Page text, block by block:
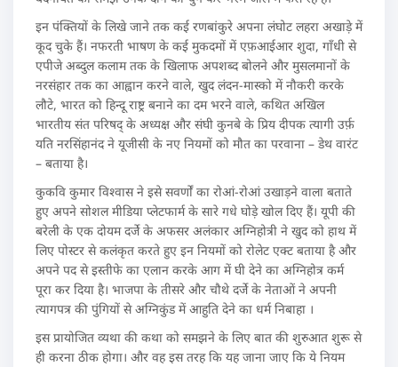
इन पंक्तियों के लिखे जाने तक कई रणबांकुरे अपना लंघोट लहरा अखाड़े में
कूद चुके हैं। नफरती भाषण के कई मुकदमों में एफ़आईआर शुदा, गाँधी से
एपीजे अब्दुल कलाम तक के खिलाफ अपशब्द बोलने और मुसलमानों के
नरसंहार तक का आह्वान करने वाले, खुद लंदन-मास्को में नौकरी करके
लौटे, भारत को हिन्दू राष्ट्र बनाने का दम भरने वाले, कथित अखिल
भारतीय संत परिषद् के अध्यक्ष और संघी कुनबे के प्रिय दीपक त्यागी उर्फ़
यति नरसिंहानंद ने यूजीसी के नए नियमों को मौत का परवाना – डेथ वारंट
– बताया है।
कुकवि कुमार विश्वास ने इसे सवर्णों का रोआं-रोआं उखाड़ने वाला बताते
हुए अपने सोशल मीडिया प्लेटफार्म के सारे गधे घोड़े खोल दिए हैं। यूपी की
बरेली के एक दोयम दर्जे के अफसर अलंकार अग्निहोत्री ने खुद को हाथ में
लिए पोस्टर से कलंकृत करते हुए इन नियमों को रोलेट एक्ट बताया है और
अपने पद से इस्तीफे का एलान करके आग में घी देने का अग्निहोत्र कर्म
पूरा कर दिया है। भाजपा के तीसरे और चौथे दर्जे के नेताओं ने अपनी
त्यागपत्र की पुंगियों से अग्निकुंड में आहुति देने का धर्म निबाहा ।
इस प्रायोजित व्यथा की कथा को समझने के लिए बात की शुरुआत शुरू से
ही करना ठीक होगा। और वह इस तरह कि यह जाना जाए कि ये नियम